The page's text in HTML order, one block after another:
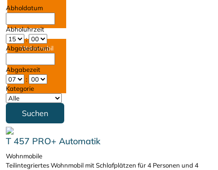
Wohnmobil
Abholdatum
Abholuhrzeit
:
Abgabedatum
Abgabezeit
:
Kategorie
Suchen
T 457 PRO+ Automatik
Wohnmobile
Teilintegriertes Wohnmobil mit Schlafplätzen für 4 Personen und 4